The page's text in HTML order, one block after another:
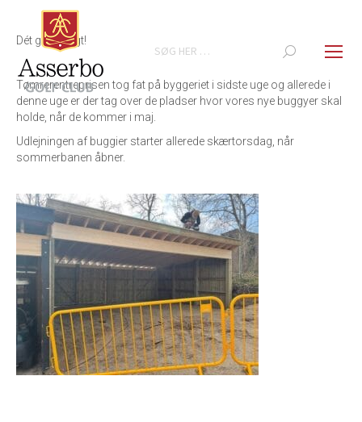
Search:
Dét gik hurtigt!
Tømrerentreprisen tog fat på byggeriet i sidste uge og allerede i
denne uge er der tag over de pladser hvor vores nye buggyer skal
holde, når de kommer i maj.
Udlejningen af buggier starter allerede skærtorsdag, når
sommerbanen åbner.